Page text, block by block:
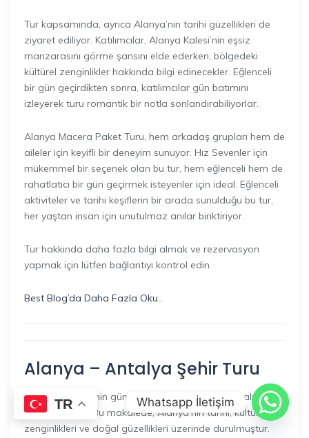
Tur kapsamında, ayrıca Alanya’nın tarihi güzellikleri de
ziyaret ediliyor. Katılımcılar, Alanya Kalesi’nin eşsiz
manzarasını görme şansını elde ederken, bölgedeki
kültürel zenginlikler hakkında bilgi edinecekler. Eğlenceli
bir gün geçirdikten sonra, katılımcılar gün batımını
izleyerek turu romantik bir notla sonlandırabiliyorlar.
Alanya Macera Paket Turu, hem arkadaş grupları hem de
aileler için keyifli bir deneyim sunuyor. Hız Sevenler için
mükemmel bir seçenek olan bu tur, hem eğlenceli hem de
rahatlatıcı bir gün geçirmek isteyenler için ideal. Eğlenceli
aktiviteler ve tarihi keşiflerin bir arada sunulduğu bu tur,
her yaştan insan için unutulmaz anılar biriktiriyor.
Tur hakkında daha fazla bilgi almak ve rezervasyon
yapmak için lütfen bağlantıyı kontrol edin.
Best Blog’da Daha Fazla Oku..
Alanya – Antalya Şehir Turu
Alanya, Türkiye’nin güney sahilinde yer alan göz alıcı bir
tatil beldesidir. Bu makalede, Alanya’nın tarihi, kültürel
zenginlikleri ve doğal güzellikleri üzerinde durulmuştur.
TR Whatsapp İletişim